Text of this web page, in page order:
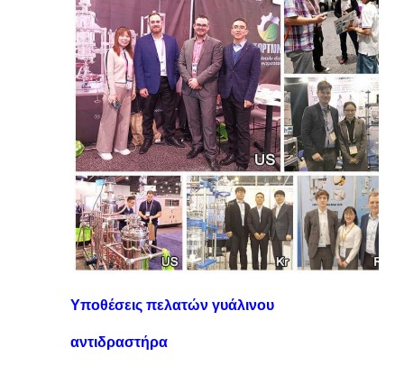
Υποθέσεις πελατών γυάλινου
αντιδραστήρα